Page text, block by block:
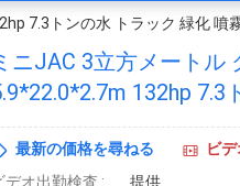
7.3トンの水 トラック 緑化 噴
ニJAC 3立方メートル
132hp 7.3
最新の価格を尋ねる
ビ
デオ出勤検査 :
提供